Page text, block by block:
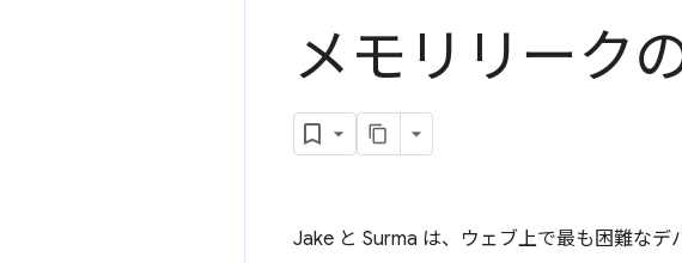
メモリリーク
Jake と Surma は、ウェブ上で最も困難なデ